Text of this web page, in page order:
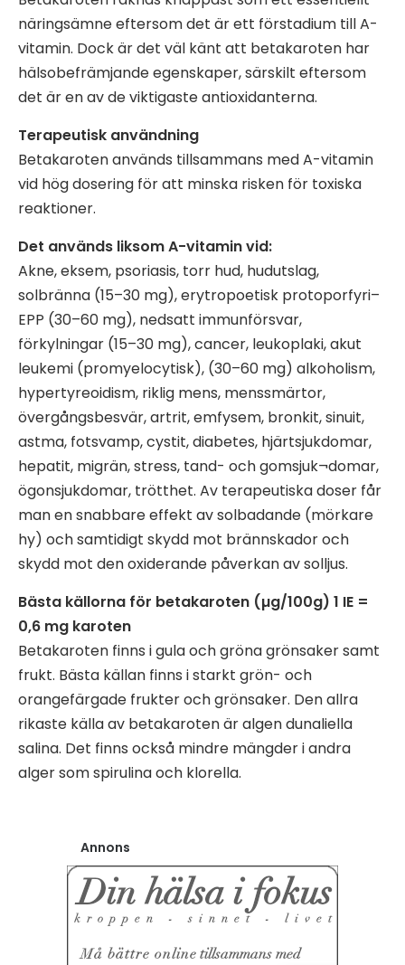
näringsämne eftersom det är ett förstadium till A-
vitamin. Dock är det väl känt att betakaroten har
hälsobefrämjande egenskaper, särskilt eftersom
det är en av de viktigaste antioxidanterna.
Terapeutisk användning
Betakaroten används tillsammans med A-vitamin
vid hög dosering för att minska risken för toxiska
reaktioner.
Det används liksom A-vitamin vid:
Akne, eksem, psoriasis, torr hud, hudutslag,
solbränna (15–30 mg), erytropoetisk protoporfyri–
EPP (30–60 mg), nedsatt immunförsvar,
förkylningar (15–30 mg), cancer, leukoplaki, akut
leukemi (promyelocytisk), (30–60 mg) alkoholism,
hypertyreoidism, riklig mens, menssmärtor,
övergångsbesvär, artrit, emfysem, bronkit, sinuit,
astma, fotsvamp, cystit, diabetes, hjärtsjukdomar,
hepatit, migrän, stress, tand- och gomsjuk¬domar,
ögonsjukdomar, trötthet. Av terapeutiska doser får
man en snabbare effekt av solbadande (mörkare
hy) och samtidigt skydd mot brännskador och
skydd mot den oxiderande påverkan av solljus.
Bästa källorna för betakaroten (µg/100g) 1 IE =
0,6 mg karoten
Betakaroten finns i gula och gröna grönsaker samt
frukt. Bästa källan finns i starkt grön- och
orangefärgade frukter och grönsaker. Den allra
rikaste källa av betakaroten är algen dunaliella
salina. Det finns också mindre mängder i andra
alger som spirulina och klorella.
Annons